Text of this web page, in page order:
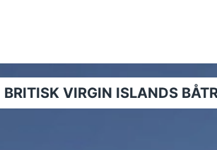
BRITISK VIRGIN ISLANDS